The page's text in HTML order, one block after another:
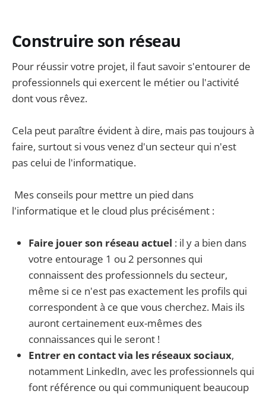
Construire son réseau
Pour réussir votre projet, il faut savoir s'entourer de
professionnels qui exercent le métier ou l'activité
dont vous rêvez.
Cela peut paraître évident à dire, mais pas toujours à
faire, surtout si vous venez d'un secteur qui n'est
pas celui de l'informatique.
Mes conseils pour mettre un pied dans
l'informatique et le cloud plus précisément :
Faire jouer son réseau actuel : il y a bien dans
votre entourage 1 ou 2 personnes qui
connaissent des professionnels du secteur,
même si ce n'est pas exactement les profils qui
correspondent à ce que vous cherchez. Mais ils
auront certainement eux-mêmes des
connaissances qui le seront !
Entrer en contact via les réseaux sociaux,
notamment LinkedIn, avec les professionnels qui
font référence ou qui communiquent beaucoup